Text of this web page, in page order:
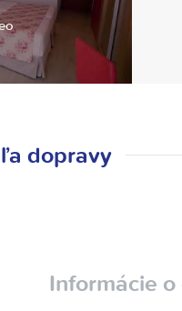
dopravy
Informácie